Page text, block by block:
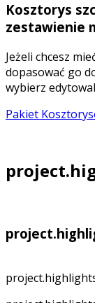
Kosztorys
zestawienie
Jeżeli chcesz
dopasować go
wybierz
Pakiet